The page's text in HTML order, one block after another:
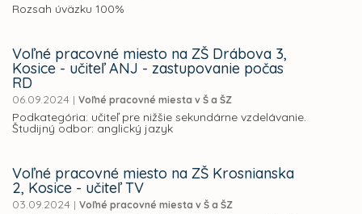
Rozsah úväzku 100%
Voľné pracovné miesto na ZŠ Drábova 3,
Kosice - učiteľ ANJ - zastupovanie počas
RD
06.09.2024 | Voľné pracovné miesta v Š a ŠZ
Podkategória: učiteľ pre nižšie sekundárne vzdelávanie.
Študijný odbor: anglický jazyk
Voľné pracovné miesto na ZŠ Krosnianska
2, Kosice - učiteľ TV
03.09.2024 | Voľné pracovné miesta v Š a ŠZ